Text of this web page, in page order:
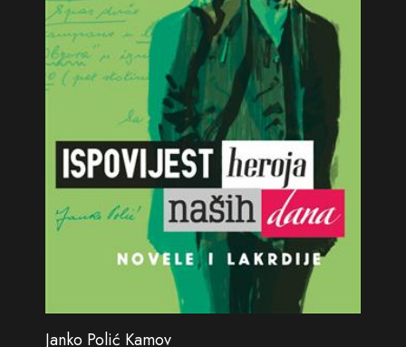
Janko Polić Kamov